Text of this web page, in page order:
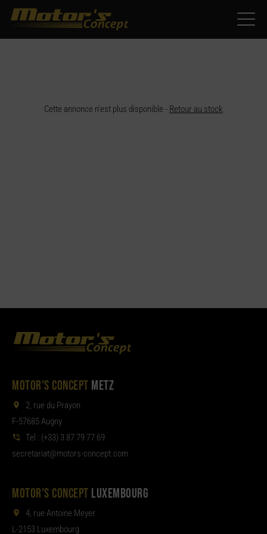
Cette annonce n'est plus disponible - Retour au stock
MOTOR'S CONCEPT METZ
2, rue du Prayon
F-57685 Augny
Tel : (+33) 3 87 79 77 69
moc.tpecnoc-sro
tom@tair
aterces
MOTOR'S CONCEPT LUXEMBOURG
4, rue Antoine Meyer
L-2153 Luxembourg